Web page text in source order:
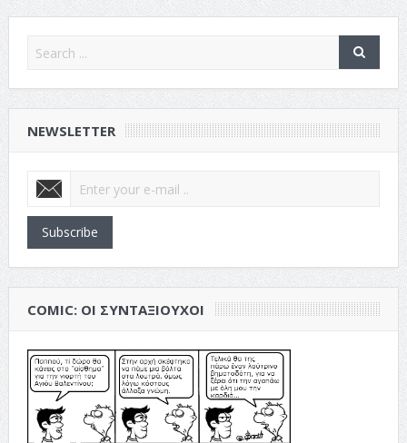
NEWSLETTER
Subscribe
COMIC: ΟΙ ΣΥΝΤΑΞΙΟΎΧΟΙ